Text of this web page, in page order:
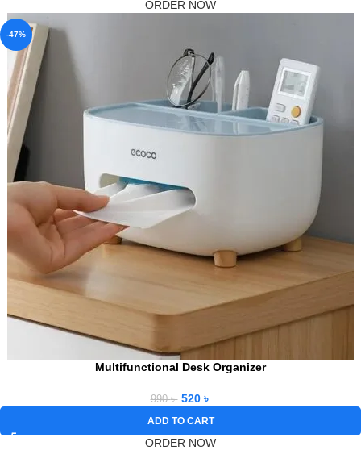
ORDER NOW
-47%
Multifunctional Desk Organizer
990৳ 520 ৳
ADD TO CART
ORDER NOW